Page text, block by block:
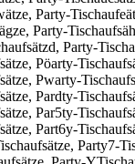
Party-
Party-
Party-
Pöarty-
Pwarty-
Pardty-
Par5ty-
Part6y-
Party7-